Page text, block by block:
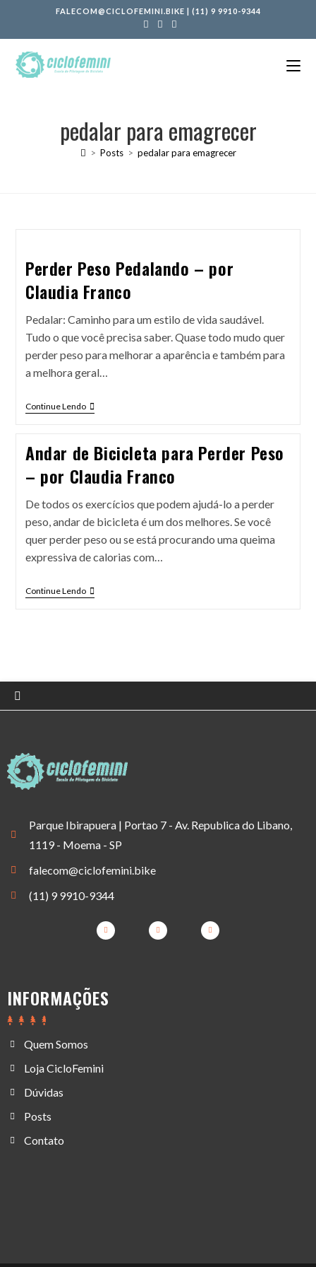
FALECOM@CICLOFEMINI.BIKE | (11) 9 9910-9344
pedalar para emagrecer
> Posts > pedalar para emagrecer
Perder Peso Pedalando – por
Claudia Franco
Pedalar: Caminho para um estilo de vida saudável.
Tudo o que você precisa saber. Quase todo mudo quer
perder peso para melhorar a aparência e também para
a melhora geral…
Continue Lendo
Andar de Bicicleta para Perder Peso
– por Claudia Franco
De todos os exercícios que podem ajudá-lo a perder
peso, andar de bicicleta é um dos melhores. Se você
quer perder peso ou se está procurando uma queima
expressiva de calorias com…
Continue Lendo
Parque Ibirapuera | Portao 7 - Av. Republica do Libano,
1119 - Moema - SP
falecom@ciclofemini.bike
(11) 9 9910-9344
INFORMAÇÕES
Quem Somos
Loja CicloFemini
Dúvidas
Posts
Contato